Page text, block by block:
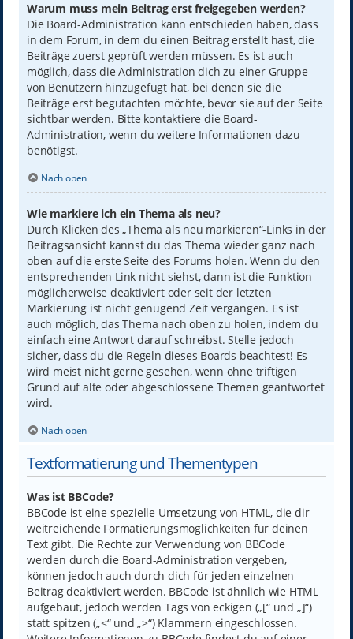
Warum muss mein Beitrag erst freigegeben werden?
Die Board-Administration kann entschieden haben, dass
in dem Forum, in dem du einen Beitrag erstellt hast, die
Beiträge zuerst geprüft werden müssen. Es ist auch
möglich, dass die Administration dich zu einer Gruppe
von Benutzern hinzugefügt hat, bei denen sie die
Beiträge erst begutachten möchte, bevor sie auf der Seite
sichtbar werden. Bitte kontaktiere die Board-
Administration, wenn du weitere Informationen dazu
benötigst.
Nach oben
Wie markiere ich ein Thema als neu?
Durch Klicken des „Thema als neu markieren“-Links in der
Beitragsansicht kannst du das Thema wieder ganz nach
oben auf die erste Seite des Forums holen. Wenn du den
entsprechenden Link nicht siehst, dann ist die Funktion
möglicherweise deaktiviert oder seit der letzten
Markierung ist nicht genügend Zeit vergangen. Es ist
auch möglich, das Thema nach oben zu holen, indem du
einfach eine Antwort darauf schreibst. Stelle jedoch
sicher, dass du die Regeln dieses Boards beachtest! Es
wird meist nicht gerne gesehen, wenn ohne triftigen
Grund auf alte oder abgeschlossene Themen geantwortet
wird.
Nach oben
Textformatierung und Thementypen
Was ist BBCode?
BBCode ist eine spezielle Umsetzung von HTML, die dir
weitreichende Formatierungsmöglichkeiten für deinen
Text gibt. Die Rechte zur Verwendung von BBCode
werden durch die Board-Administration vergeben,
können jedoch auch durch dich für jeden einzelnen
Beitrag deaktiviert werden. BBCode ist ähnlich wie HTML
aufgebaut, jedoch werden Tags von eckigen („[“ und „]“)
statt spitzen („<“ und „>“) Klammern eingeschlossen.